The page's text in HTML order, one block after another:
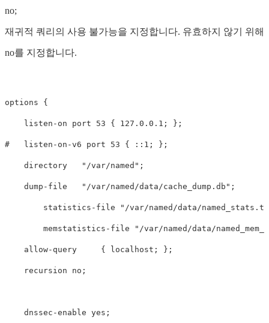
no;
재귀적 쿼리의 사용 불가능을 지정합니다. 유효하지 않기 위해
no를 지정합니다.
options {
    listen-on port 53 { 127.0.0.1; };
#   listen-on-v6 port 53 { ::1; };
    directory   "/var/named";
    dump-file   "/var/named/data/cache_dump.db";
statistics-file "/var/named/data/
memstatistics-file "/var/named/data/
    allow-query     { localhost; };
    recursion no;
    dnssec-enable yes;